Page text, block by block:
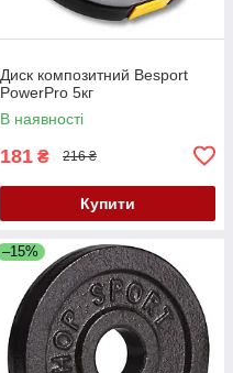
Диск композитний Besport
PowerPro 5кг
В наявності
181 ₴ 216 ₴
Купити
–15%